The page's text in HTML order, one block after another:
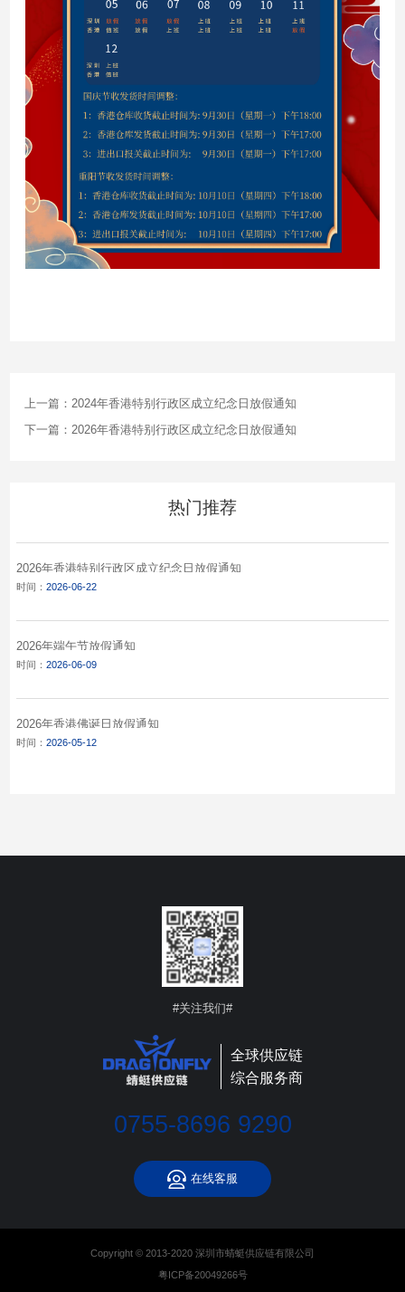
上一篇：2024年香港特别行政区成立纪念日放假通知
下一篇：2026年香港特别行政区成立纪念日放假通知
热门推荐
2026年香港特别行政区成立纪念日放假通知
时间： 2026-06-22
2026年端午节放假通知
时间： 2026-06-09
2026年香港佛诞日放假通知
时间： 2026-05-12
#关注我们#
全球供应链
综合服务商
0755-8696 9290
在线客服
Copyright © 2013-2020 深圳市蜻蜓供应链有限公司
粤ICP备20049266号